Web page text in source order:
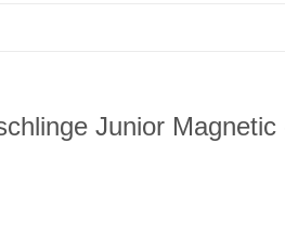
Junior Magnetic